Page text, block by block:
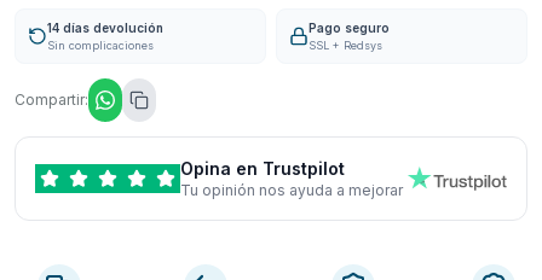
14 días devolución
Sin complicaciones
Pago seguro
SSL + Redsys
Compartir:
Opina en Trustpilot
Tu opinión nos ayuda a mejorar